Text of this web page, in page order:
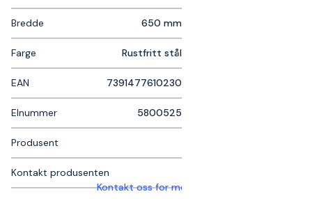
Bredde 650 mm
Farge Rustfritt stål
EAN 7391477610230
Elnummer 5800525
Produsent
Kontakt produsenten
Kontakt oss for mer informasjon